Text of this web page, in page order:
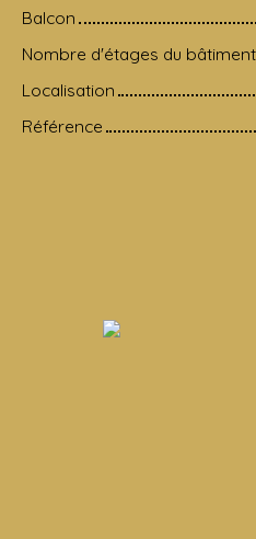
Balcon
Nombre d'étages du bâtiment
Localisation
Référence